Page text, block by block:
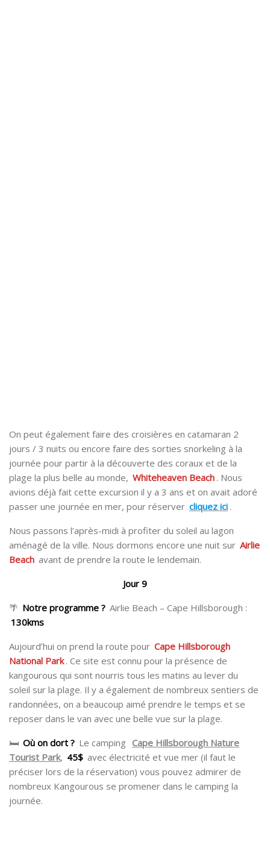
On peut également faire des croisières en catamaran 2
jours / 3 nuits ou encore faire des sorties snorkeling à la
journée pour partir à la découverte des coraux et de la
plage la plus belle au monde, Whiteheaven Beach . Nous
avions déjà fait cette excursion il y a 3 ans et on avait adoré
passer une journée en mer, pour réserver cliquez ici .
Nous passons l’après-midi à profiter du soleil au lagon
aménagé de la ville. Nous dormons encore une nuit sur Airlie
Beach avant de prendre la route le lendemain.
Jour 9
🌴 Notre programme ? Airlie Beach – Cape Hillsborough :
130kms
Aujourd’hui on prend la route pour Cape Hillsborough
National Park . Ce site est connu pour la présence de
kangourous qui sont nourris tous les matins au lever du
soleil sur la plage. Il y a également de nombreux sentiers de
randonnées, on a beaucoup aimé prendre le temps et se
reposer dans le van avec une belle vue sur la plage.
🛏 Où on dort ? Le camping Cape Hillsborough Nature
Tourist Park, 45$ avec électricité et vue mer (il faut le
préciser lors de la réservation) vous pouvez admirer de
nombreux Kangourous se promener dans le camping la
journée.